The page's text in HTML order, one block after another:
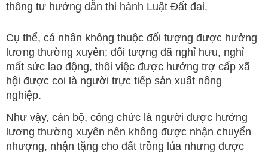
thông tư hướng dẫn thi hành Luật Đất đai.
Cụ thể, cá nhân không thuộc đối tượng được hưởng
lương thường xuyên; đối tượng đã nghỉ hưu, nghỉ
mất sức lao động, thôi việc được hưởng trợ cấp xã
hội được coi là người trực tiếp sản xuất nông
nghiệp.
Như vậy, cán bộ, công chức là người được hưởng
lương thường xuyên nên không được nhận chuyển
nhượng, nhận tặng cho đất trồng lúa nhưng được